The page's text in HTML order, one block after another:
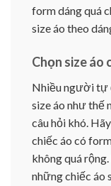
form dáng quá
size áo theo
Chọn size
Nhiều người tự
size áo như thế
câu hỏi khó.
chiếc áo có
không quá
những chiếc áo